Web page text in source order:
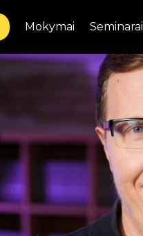
Mokymai Seminarai